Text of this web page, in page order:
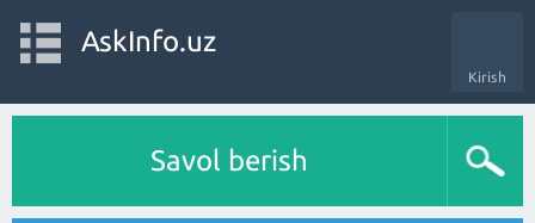
Kirish
AskInfo.uz
Savol berish